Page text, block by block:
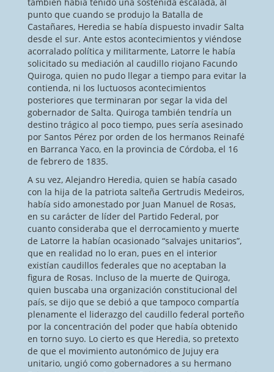
también había tenido una sostenida escalada, al
punto que cuando se produjo la Batalla de
Castañares, Heredia se había dispuesto invadir Salta
desde el sur. Ante estos acontecimientos y viéndose
acorralado política y militarmente, Latorre le había
solicitado su mediación al caudillo riojano Facundo
Quiroga, quien no pudo llegar a tiempo para evitar la
contienda, ni los luctuosos acontecimientos
posteriores que terminaran por segar la vida del
gobernador de Salta. Quiroga también tendría un
destino trágico al poco tiempo, pues sería asesinado
por Santos Pérez por orden de los hermanos Reinafé
en Barranca Yaco, en la provincia de Córdoba, el 16
de febrero de 1835.
A su vez, Alejandro Heredia, quien se había casado
con la hija de la patriota salteña Gertrudis Medeiros,
había sido amonestado por Juan Manuel de Rosas,
en su carácter de líder del Partido Federal, por
cuanto consideraba que el derrocamiento y muerte
de Latorre la habían ocasionado “salvajes unitarios”,
que en realidad no lo eran, pues en el interior
existían caudillos federales que no aceptaban la
figura de Rosas. Incluso de la muerte de Quiroga,
quien buscaba una organización constitucional del
país, se dijo que se debió a que tampoco compartía
plenamente el liderazgo del caudillo federal porteño
por la concentración del poder que había obtenido
en torno suyo. Lo cierto es que Heredia, so pretexto
de que el movimiento autonómico de Jujuy era
unitario, ungió como gobernadores a su hermano